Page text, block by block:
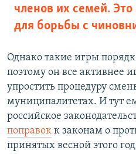
членов их семей. Это
для борьбы с
Однако такие игры
поэтому он все активнее
упростить процедуру
муниципалитетах. И тут
российское
поправок к законам о
принятых весной этого